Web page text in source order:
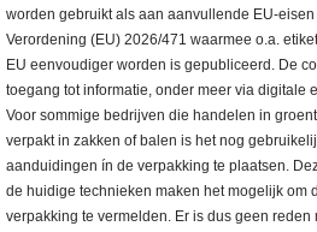
worden gebruikt als aan aanvullende EU-eisen
Verordening (EU) 2026/471 waarmee o.a.
EU eenvoudiger worden is gepubliceerd. De
toegang tot informatie, onder meer via digitale
Voor sommige bedrijven die handelen in
verpakt in zakken of balen is het nog
aanduidingen ín de verpakking te plaatsen.
de huidige technieken maken het mogelijk om
verpakking te vermelden. Er is dus geen